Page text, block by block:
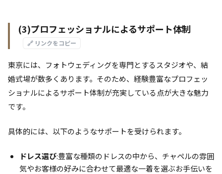
(3)プロフェッショナルによるサポート体制
🔗 リンクをコピー
東京には、フォトウェディングを専門とするスタジオや、結
婚式場が数多くあります。そのため、経験豊富なプロフェッ
ショナルによるサポート体制が充実している点が大きな魅力
です。
具体的には、以下のようなサポートを受けられます。
ドレス選び:豊富な種類のドレスの中から、チャペルの雰囲
気やお客様の好みに合わせて最適な一着を選ぶお手伝いを